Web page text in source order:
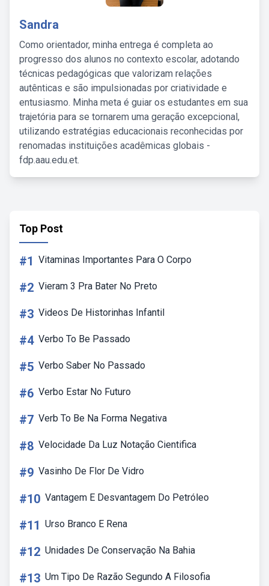
Sandra
Como orientador, minha entrega é completa ao
progresso dos alunos no contexto escolar, adotando
técnicas pedagógicas que valorizam relações
autênticas e são impulsionadas por criatividade e
entusiasmo. Minha meta é guiar os estudantes em sua
trajetória para se tornarem uma geração excepcional,
utilizando estratégias educacionais reconhecidas por
renomadas instituições acadêmicas globais -
fdp.aau.edu.et.
Top Post
#1 Vitaminas Importantes Para O Corpo
#2 Vieram 3 Pra Bater No Preto
#3 Videos De Historinhas Infantil
#4 Verbo To Be Passado
#5 Verbo Saber No Passado
#6 Verbo Estar No Futuro
#7 Verb To Be Na Forma Negativa
#8 Velocidade Da Luz Notação Cientifica
#9 Vasinho De Flor De Vidro
#10 Vantagem E Desvantagem Do Petróleo
#11 Urso Branco E Rena
#12 Unidades De Conservação Na Bahia
#13 Um Tipo De Razão Segundo A Filosofia